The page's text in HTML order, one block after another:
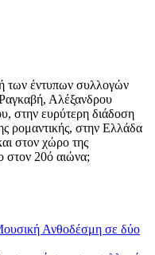
των έντυπων συλλογών
Αλέξανδρου
στην ευρύτερη διάδοση
ρομαντικής, στην Ελλάδα
στον χώρο της
στον 20ό αιώνα;
Ανθοδέσμη σε δύο